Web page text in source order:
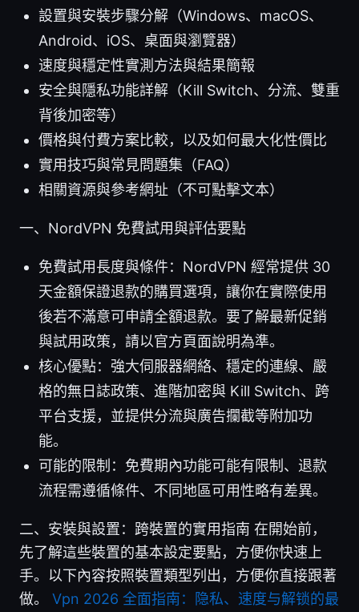
設置與安裝步驟分解（Windows、macOS、
Android、iOS、桌面與瀏覽器）
速度與穩定性實測方法與結果簡報
安全與隱私功能詳解（Kill Switch、分流、雙重
背後加密等）
價格與付費方案比較，以及如何最大化性價比
實用技巧與常見問題集（FAQ）
相關資源與參考網址（不可點擊文本）
一、NordVPN 免費試用與評估要點
免費試用長度與條件：NordVPN 經常提供 30
天金額保證退款的購買選項，讓你在實際使用
後若不滿意可申請全額退款。要了解最新促銷
與試用政策，請以官方頁面說明為準。
核心優點：強大伺服器網絡、穩定的連線、嚴
格的無日誌政策、進階加密與 Kill Switch、跨
平台支援，並提供分流與廣告攔截等附加功
能。
可能的限制：免費期內功能可能有限制、退款
流程需遵循條件、不同地區可用性略有差異。
二、安裝與設置：跨裝置的實用指南 在開始前，
先了解這些裝置的基本設定要點，方便你快速上
手。以下內容按照裝置類型列出，方便你直接跟著
做。 Vpn 2026 全面指南：隐私、速度与解锁的最